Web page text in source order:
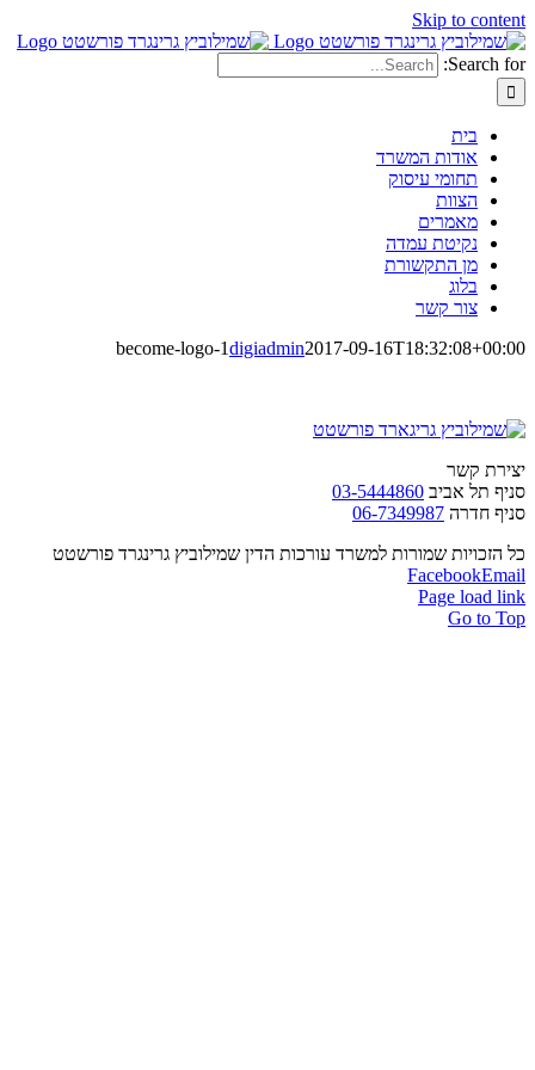
Skip to content
Search for:
בית
אודות המשרד
תחומי עיסוק
הצוות
מאמרים
נקיטת עמדה
מן התקשורת
בלוג
צור קשר
become-logo-1digiadmin2017-09-16T18:32:08+00:00
יצירת קשר
סניף תל אביב 03-5444860
סניף חדרה 06-7349987
כל הזכויות שמורות למשרד עורכות הדין שמילוביץ גרינגרד פורשטט
FacebookEmail
Page load link
Go to Top